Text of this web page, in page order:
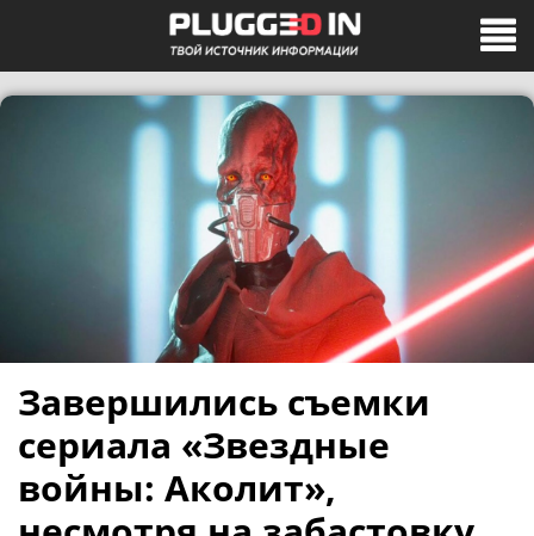
Завершились съемки
сериала «Звездные
войны: Аколит»,